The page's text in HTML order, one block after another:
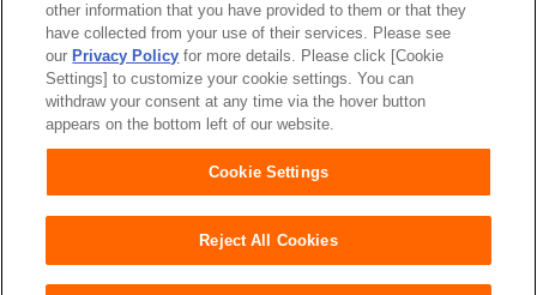
ウェブサイト利用規約 プライバシーポリシー
公式アカウント コミュニティガ
イドライン
障がいの表記について
Japan
other information that you have provided to them or that they
have collected from your use of their services. Please see
our Privacy Policy for more details. Please click [Cookie
Settings] to customize your cookie settings. You can
withdraw your consent at any time via the hover button
appears on the bottom left of our website.
Cookie Settings
Reject All Cookies